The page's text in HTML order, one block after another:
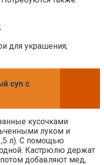
для украшения;
суп с
кусочками
луком и
л). С помощью
Кастрюлю держат
добавляют мед,